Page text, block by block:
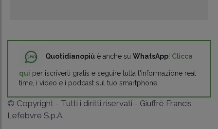
Quotidianopiù è anche su WhatsApp! Clicca
qui per iscriverti gratis e seguire tutta l'informazione real
time, i video e i podcast sul tuo smartphone.
© Copyright - Tutti i diritti riservati - Giuffrè Francis
Lefebvre S.p.A.